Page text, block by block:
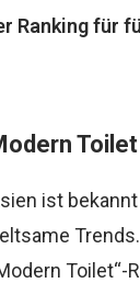
Ranking für
ist